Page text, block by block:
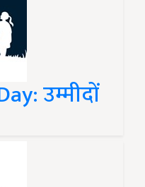
उम्मीदों